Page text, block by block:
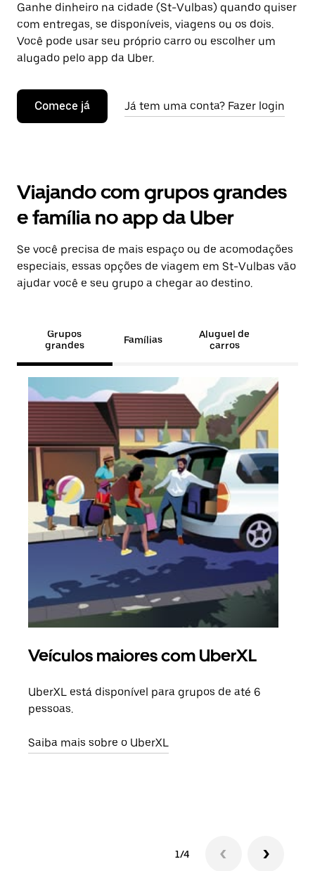
Ganhe dinheiro na cidade (St-Vulbas) quando quiser
com entregas, se disponíveis, viagens ou os dois.
Você pode usar seu próprio carro ou escolher um
alugado pelo app da Uber.
Comece já Já tem uma conta? Fazer login
Viajando com grupos grandes
e família no app da Uber
Se você precisa de mais espaço ou de acomodações
especiais, essas opções de viagem em St-Vulbas vão
ajudar você e seu grupo a chegar ao destino.
Grupos
grandes
Famílias
Aluguel de
carros
Veículos maiores com UberXL
UberXL está disponível para grupos de até 6
pessoas.
Saiba mais sobre o UberXL
1/4